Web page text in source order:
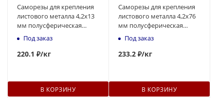
Саморезы для крепления
листового металла 4,2x13
мм полусферическая
головка, острый
наконечник
Под заказ
220.1 ₽/кг
В КОРЗИНУ
Саморезы для крепления
листового металла 4,2х76
мм полусферическая
головка, наконечник -
сверло
Под заказ
233.2 ₽/кг
В КОРЗИНУ